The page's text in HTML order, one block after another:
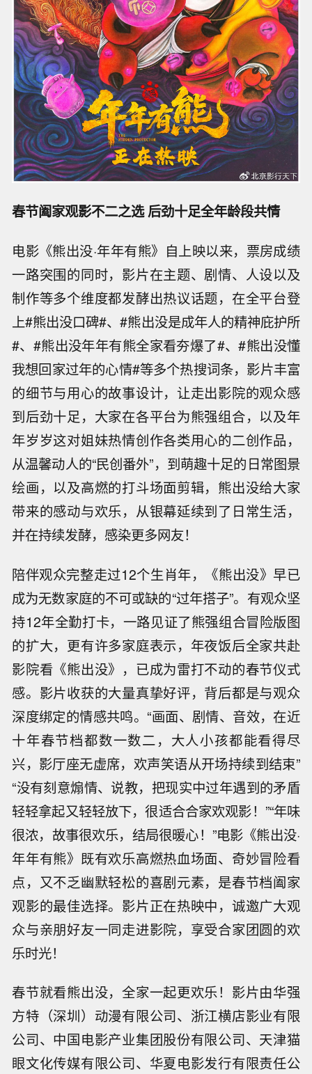
春节阖家观影不二之选 后劲十足全年龄段共情
电影《熊出没·年年有熊》自上映以来，票房成绩
一路突围的同时，影片在主题、剧情、人设以及
制作等多个维度都发酵出热议话题，在全平台登
上#熊出没口碑#、#熊出没是成年人的精神庇护所
#、#熊出没年年有熊全家看夯爆了#、#熊出没懂
我想回家过年的心情#等多个热搜词条，影片丰富
的细节与用心的故事设计，让走出影院的观众感
到后劲十足，大家在各平台为熊强组合，以及年
年岁岁这对姐妹热情创作各类用心的二创作品，
从温馨动人的“民创番外”，到萌趣十足的日常图景
绘画，以及高燃的打斗场面剪辑，熊出没给大家
带来的感动与欢乐，从银幕延续到了日常生活，
并在持续发酵，感染更多网友！
陪伴观众完整走过12个生肖年，《熊出没》早已
成为无数家庭的不可或缺的“过年搭子”。有观众坚
持12年全勤打卡，一路见证了熊强组合冒险版图
的扩大，更有许多家庭表示，年夜饭后全家共赴
影院看《熊出没》，已成为雷打不动的春节仪式
感。影片收获的大量真挚好评，背后都是与观众
深度绑定的情感共鸣。“画面、剧情、音效，在近
十年春节档都数一数二，大人小孩都能看得尽
兴，影厅座无虚席，欢声笑语从开场持续到结束”
“没有刻意煽情、说教，把现实中过年遇到的矛盾
轻轻拿起又轻轻放下，很适合合家欢观影！”“年味
很浓，故事很欢乐，结局很暖心！”电影《熊出没·
年年有熊》既有欢乐高燃热血场面、奇妙冒险看
点，又不乏幽默轻松的喜剧元素，是春节档阖家
观影的最佳选择。影片正在热映中，诚邀广大观
众与亲朋好友一同走进影院，享受合家团圆的欢
乐时光！
春节就看熊出没，全家一起更欢乐！影片由华强
方特（深圳）动漫有限公司、浙江横店影业有限
公司、中国电影产业集团股份有限公司、天津猫
眼文化传媒有限公司、华夏电影发行有限责任公